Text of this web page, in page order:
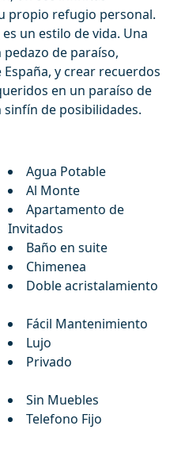
propio refugio personal.
un estilo de vida. Una
de paraíso,
y crear recuerdos
en un paraíso de
de posibilidades.
Agua Potable
Al Monte
Apartamento de
Invitados
Baño en suite
Chimenea
Doble acristalamiento
Fácil Mantenimiento
Lujo
Privado
Sin Muebles
Telefono Fijo